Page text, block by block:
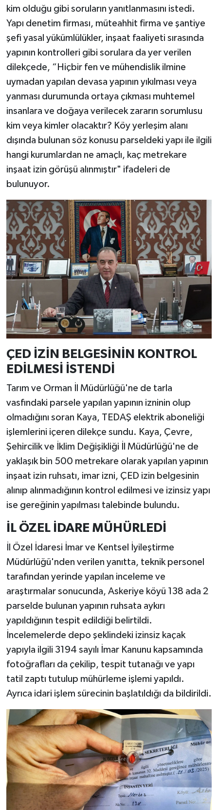
kim olduğu gibi soruların yanıtlanmasını istedi.
Yapı denetim firması, müteahhit firma ve şantiye
şefi yasal yükümlülükler, inşaat faaliyeti sırasında
yapının kontrolleri gibi sorulara da yer verilen
dilekçede, “Hiçbir fen ve mühendislik ilmine
uymadan yapılan devasa yapının yıkılması veya
yanması durumunda ortaya çıkması muhtemel
insanlara ve doğaya verilecek zararın sorumlusu
kim veya kimler olacaktır? Köy yerleşim alanı
dışında bulunan söz konusu parseldeki yapı ile ilgili
hangi kurumlardan ne amaçlı, kaç metrekare
inşaat izin görüşü alınmıştır" ifadeleri de
bulunuyor.
ÇED İZİN BELGESİNİN KONTROL
EDİLMESİ İSTENDİ
Tarım ve Orman İl Müdürlüğü'ne de tarla
vasfındaki parsele yapılan yapının izninin olup
olmadığını soran Kaya, TEDAŞ elektrik aboneliği
işlemlerini içeren dilekçe sundu. Kaya, Çevre,
Şehircilik ve İklim Değişikliği İl Müdürlüğü'ne de
yaklaşık bin 500 metrekare olarak yapılan yapının
inşaat izin ruhsatı, imar izni, ÇED izin belgesinin
alınıp alınmadığının kontrol edilmesi ve izinsiz yapı
ise gereğinin yapılması talebinde bulundu.
İL ÖZEL İDARE MÜHÜRLEDİ
İl Özel İdaresi İmar ve Kentsel İyileştirme
Müdürlüğü'nden verilen yanıtta, teknik personel
tarafından yerinde yapılan inceleme ve
araştırmalar sonucunda, Askeriye köyü 138 ada 2
parselde bulunan yapının ruhsata aykırı
yapıldığının tespit edildiği belirtildi.
İncelemelerde depo şeklindeki izinsiz kaçak
yapıyla ilgili 3194 sayılı İmar Kanunu kapsamında
fotoğrafları da çekilip, tespit tutanağı ve yapı
tatil zaptı tutulup mühürleme işlemi yapıldı.
Ayrıca idari işlem sürecinin başlatıldığı da bildirildi.